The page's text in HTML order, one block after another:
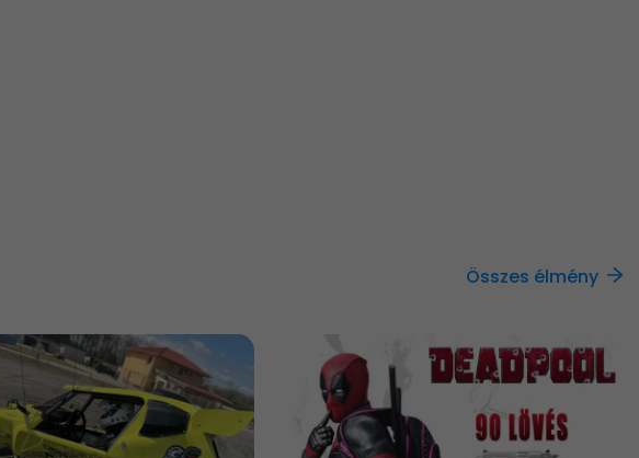
Összes élmény